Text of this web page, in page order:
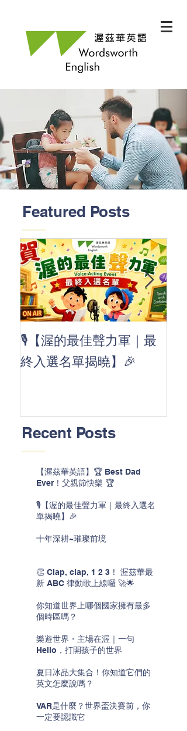
Featured Posts
🎙️【渥的最佳聲力軍｜最
終入選名單揭曉】🎉
Recent Posts
【渥茲華英語】🏆 Best Dad
Ever！父親節快樂 🏆
🎙️【渥的最佳聲力軍｜最終入選名
單揭曉】🎉
十年深耕~璀璨前境
👏 Clap, clap, 1 2 3！ 渥茲華最
新 ABC 律動歌上線囉 🚀🌟
你知道世界上哪個國家擁有最多
個時區嗎？
樂遊世界・主場在渥｜一句
Hello，打開孩子的世界
夏日冰品大集合！你知道它們的
英文怎麼說嗎？
VAR是什麼？世界盃決賽前，你
一定要認識它